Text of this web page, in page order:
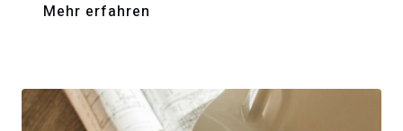
Mehr erfahren